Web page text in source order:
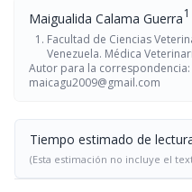
Maigualida Calama Guerra1
Facultad de Ciencias
Venezuela. Médica
Autor para la
maicagu2009@gmail.com
Tiempo estimado de
(Esta estimación no incluye el